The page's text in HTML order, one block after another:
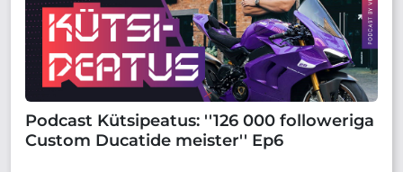
Podcast Kütsipeatus: ''126 000 followeriga
Custom Ducatide meister'' Ep6